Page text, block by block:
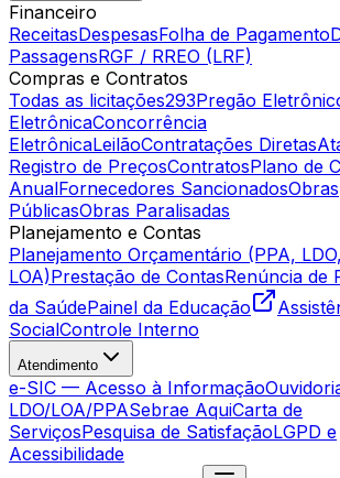
Financeiro
ReceitasDespesasFolha de Pagamento
PassagensRGF / RREO (LRF)
Compras e Contratos
Todas as licitações293Pregão
EletrônicaConcorrência
EletrônicaLeilãoContratações Diretas
Registro de PreçosContratosPlano de
AnualFornecedores SancionadosObras
PúblicasObras Paralisadas
Planejamento e Contas
Planejamento Orçamentário (PPA, LDO,
LOA)Prestação de ContasRenúncia de
da SaúdePainel da Educação
SocialControle Interno
Atendimento
e-SIC — Acesso à Informação
LDO/LOA/PPASebrae AquiCarta de
ServiçosPesquisa de SatisfaçãoLGPD e
Acessibilidade